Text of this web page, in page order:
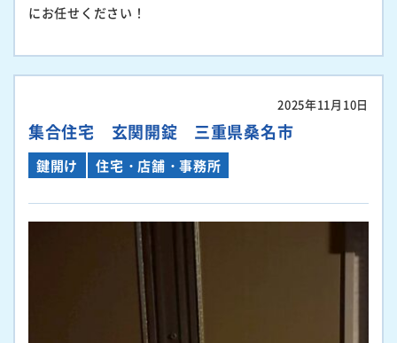
にお任せください！
2025年11月10日
集合住宅 玄関開錠 三重県桑名市
鍵開け 住宅・店舗・事務所